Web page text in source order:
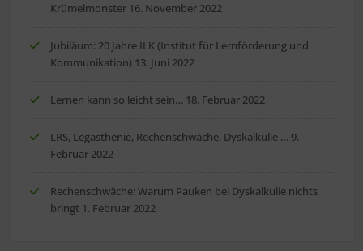
Krümelmonster 16. November 2022
Jubiläum: 20 Jahre ILK (Institut für Lernförderung und
Kommunikation) 13. Juni 2022
Lernen kann so leicht sein… 18. Februar 2022
LRS, Legasthenie, Rechenschwäche, Dyskalkulie … 9.
Februar 2022
Rechenschwäche: Warum Pauken bei Dyskalkulie nichts
bringt 1. Februar 2022